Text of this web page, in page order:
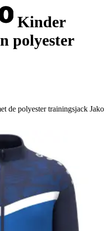
Kinder
polyester
de polyester trainingsjack Jako